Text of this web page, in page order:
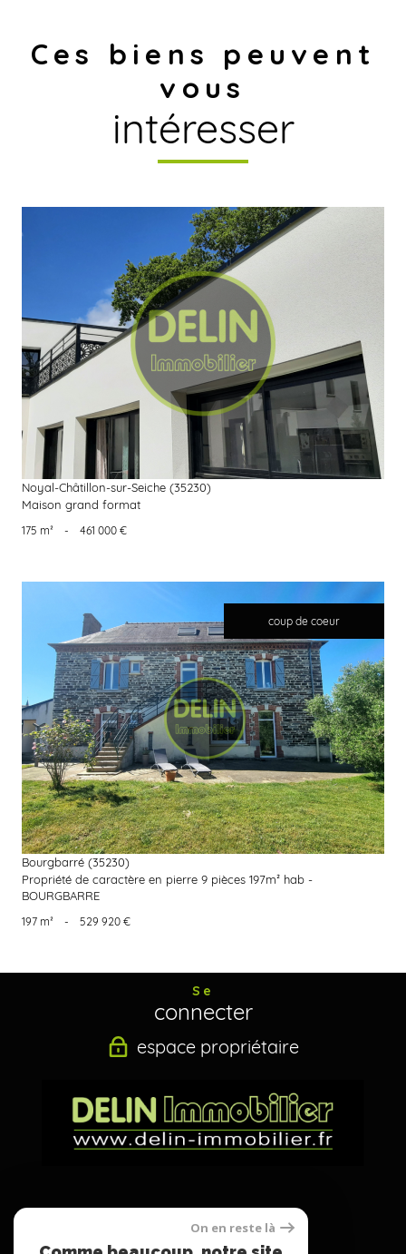
Ces biens peuvent
vous
intéresser
voir le bien
Noyal-Châtillon-sur-Seiche (35230)
Maison grand format
175 m² - 461 000 €
coup de coeur
voir le bien
Bourgbarré (35230)
Propriété de caractère en pierre 9 pièces 197m² hab -
BOURGBARRE
197 m² - 529 920 €
Se
connecter
espace propriétaire
Nous
suivre
On en reste là